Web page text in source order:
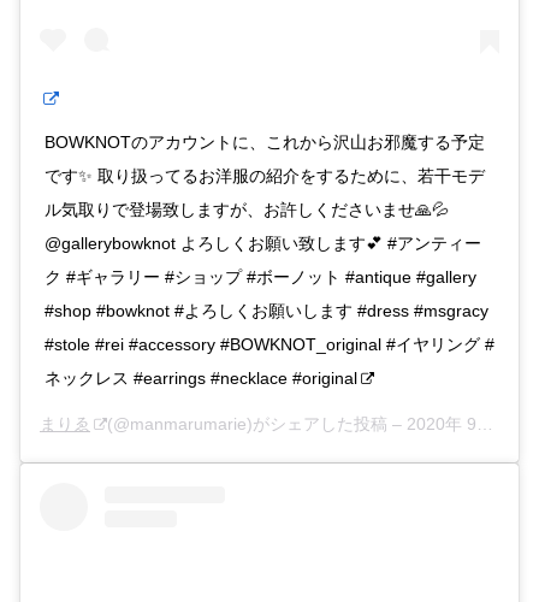
BOWKNOTのアカウントに、これから沢山お邪魔する予定
です✨ 取り扱ってるお洋服の紹介をするために、若干モデ
ル気取りで登場致しますが、お許しくださいませ🙏💦
@gallerybowknot よろしくお願い致します💕 #アンティー
ク #ギャラリー #ショップ #ボーノット #antique #gallery
#shop #bowknot #よろしくお願いします #dress #msgracy
#stole #rei #accessory #BOWKNOT_original #イヤリング #
ネックレス #earrings #necklace #original
まりゑ (@manmarumarie)がシェアした投稿 – 2020年 9月月22日午前6時22分PDT